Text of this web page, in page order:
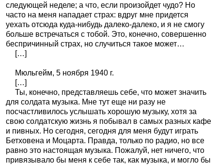
следующей неделе; а что, если произойдет чудо? Но
часто на меня нападает страх: вдруг мне придется
уехать отсюда куда-нибудь далеко-далеко, и я не смогу
больше встречаться с тобой. Это, конечно, совершенно
беспричинный страх, но случиться такое может…
[…]
Мюльгейм, 5 ноября 1940 г.
[…]
Ты, конечно, представляешь себе, что может значить
для солдата музыка. Мне тут еще ни разу не
посчастливилось услышать хорошую музыку, хотя за
свою солдатскую жизнь я побывал в самых разных кафе
и пивных. Но сегодня, сегодня для меня будут играть
Бетховена и Моцарта. Правда, только по радио, но все
равно это настоящая музыка. Пожалуй, нет ничего, что
привязывало бы меня к себе так, как музыка, и могло бы